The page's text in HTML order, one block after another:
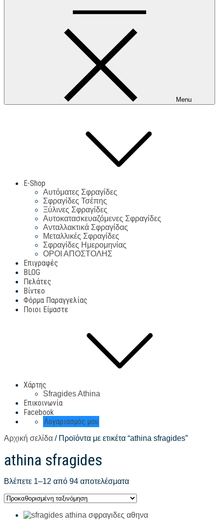
Menu
E-Shop
Αυτόματες Σφραγίδες
Σφραγίδες Τσέπης
Ξύλινες Σφραγίδες
Αυτοκατασκευαζόμενες Σφραγίδες
Ανταλλακτικά Σφραγίδας
Μεταλλικές Σφραγίδες
Σφραγίδες Ημερομηνίας
ΟΡΟΙ ΑΠΟΣΤΟΛΗΣ
Επιγραφές
BLOG
Πελάτες
Βίντεο
Φόρμα Παραγγελίας
Ποιοι Είμαστε
Χάρτης
Sfragides Athina
Επικοινωνία
Facebook
Λογαριασμός μου
Αρχική σελίδα / Προϊόντα με ετικέτα “athina sfragides”
athina sfragides
Βλέπετε 1–12 από 94 αποτελέσματα